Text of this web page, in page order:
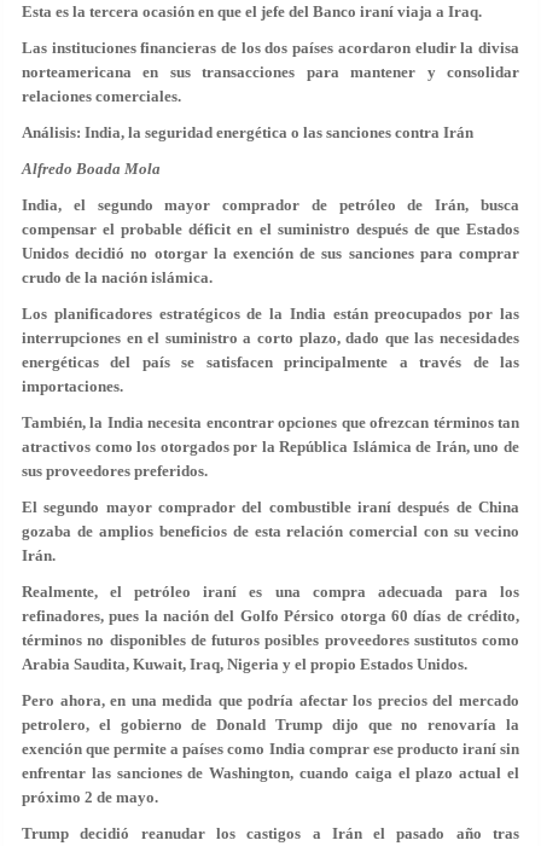
Esta es la tercera ocasión en que el jefe del Banco iraní viaja a Iraq.
Las instituciones financieras de los dos países acordaron eludir la divisa
norteamericana en sus transacciones para mantener y consolidar
relaciones comerciales.
Análisis: India, la seguridad energética o las sanciones contra Irán
Alfredo Boada Mola
India, el segundo mayor comprador de petróleo de Irán, busca
compensar el probable déficit en el suministro después de que Estados
Unidos decidió no otorgar la exención de sus sanciones para comprar
crudo de la nación islámica.
Los planificadores estratégicos de la India están preocupados por las
interrupciones en el suministro a corto plazo, dado que las necesidades
energéticas del país se satisfacen principalmente a través de las
importaciones.
También, la India necesita encontrar opciones que ofrezcan términos tan
atractivos como los otorgados por la República Islámica de Irán, uno de
sus proveedores preferidos.
El segundo mayor comprador del combustible iraní después de China
gozaba de amplios beneficios de esta relación comercial con su vecino
Irán.
Realmente, el petróleo iraní es una compra adecuada para los
refinadores, pues la nación del Golfo Pérsico otorga 60 días de crédito,
términos no disponibles de futuros posibles proveedores sustitutos como
Arabia Saudita, Kuwait, Iraq, Nigeria y el propio Estados Unidos.
Pero ahora, en una medida que podría afectar los precios del mercado
petrolero, el gobierno de Donald Trump dijo que no renovaría la
exención que permite a países como India comprar ese producto iraní sin
enfrentar las sanciones de Washington, cuando caiga el plazo actual el
próximo 2 de mayo.
Trump decidió reanudar los castigos a Irán el pasado año tras